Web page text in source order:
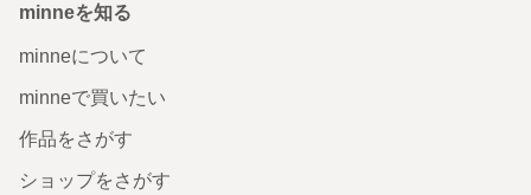
minneを知る
minneについて
minneで買いたい
作品をさがす
ショップをさがす